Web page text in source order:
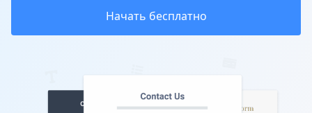
Начать бесплатно